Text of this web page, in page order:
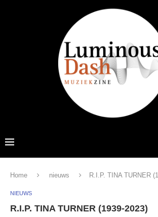
Home nieuws R.I.P. TINA TURNER
NIEUWS
R.I.P. TINA TURNER (1939-2023)